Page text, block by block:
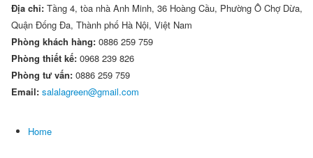
Địa chỉ: Tầng 4, tòa nhà Anh Minh, 36 Hoàng Cầu, Phường Ô Chợ Dừa,
Quận Đống Đa, Thành phố Hà Nội, Việt Nam
Phòng khách hàng: 0886 259 759
Phòng thiết kế: 0968 239 826
Phòng tư vấn: 0886 259 759
Email: salalagreen@gmail.com
Home